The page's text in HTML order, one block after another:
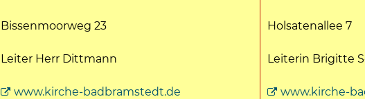
Bissenmoorweg 23
Leiter Herr Dittmann
www.kirche-badbramstedt.de
Holsatenallee 7
Leiterin Brigitte
www.kirche-